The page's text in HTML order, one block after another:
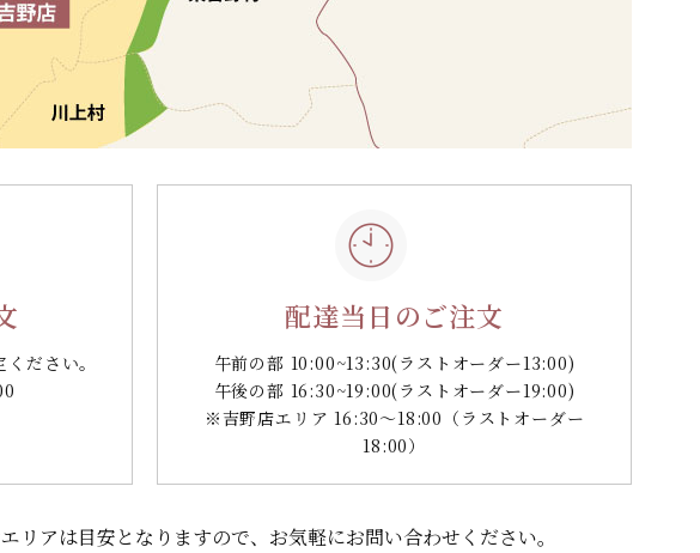
ださい。
配達当日のご注文
午前の部 10:00~13:30(ラストオーダー13:00)
午後の部 16:30~19:00(ラストオーダー19:00)
※吉野店エリア 16:30～18:00（ラストオーダー
18:00）
リアは目安となりますので、 お気軽にお問い合わせください。